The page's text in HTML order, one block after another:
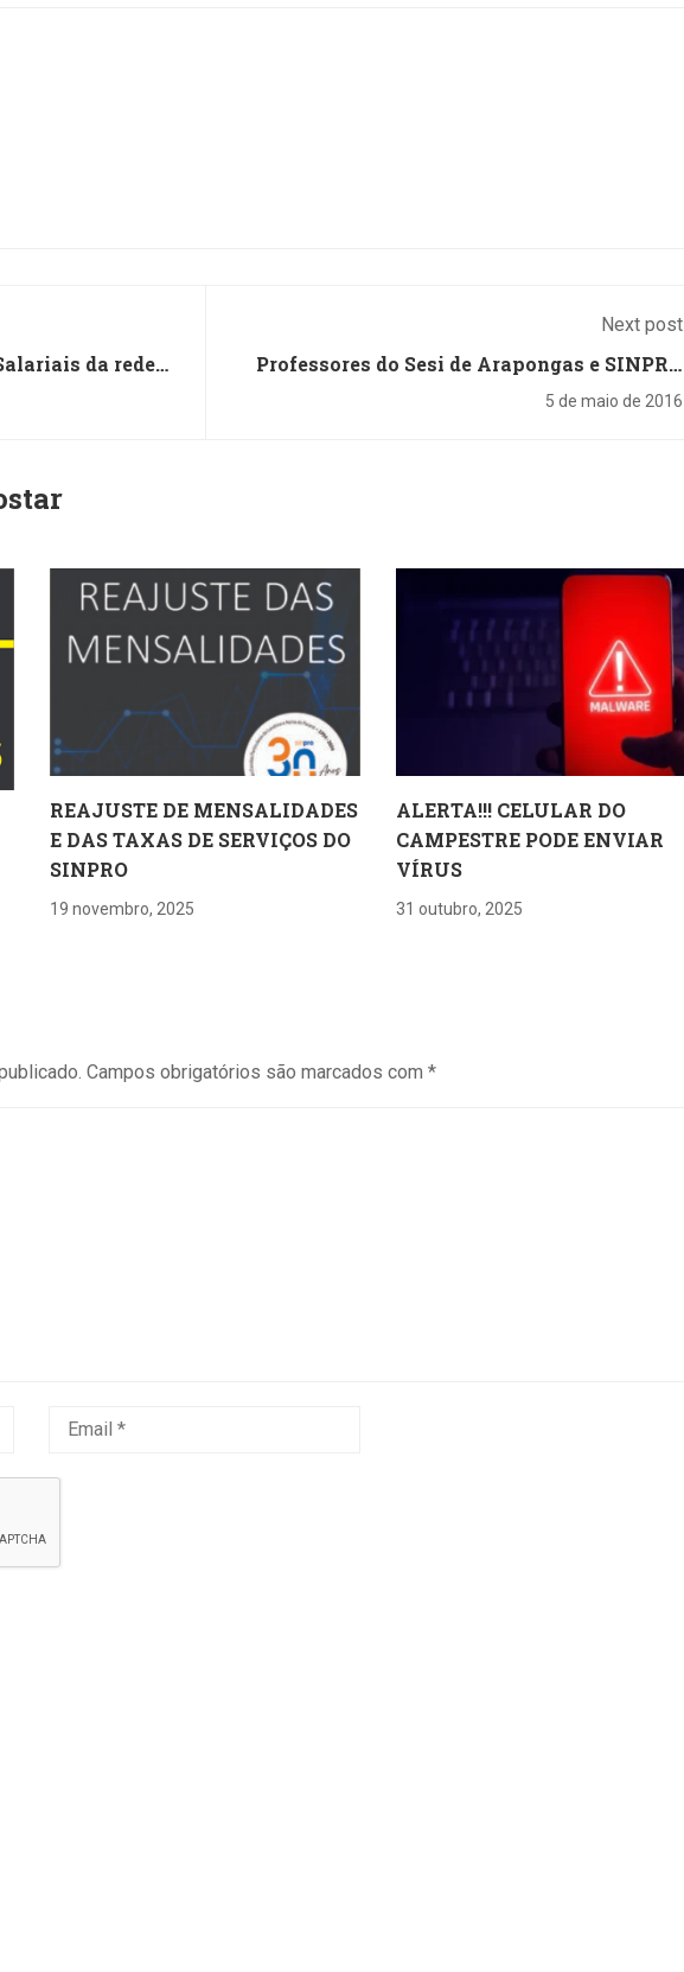
da rede
Next post
Professores do Sesi de Arapongas e SINPRO
5 de maio de 2016
REAJUSTE DE MENSALIDADES
E DAS TAXAS DE SERVIÇOS DO
SINPRO
19 novembro, 2025
ALERTA!!! CELULAR DO
CAMPESTRE PODE ENVIAR
VÍRUS
31 outubro, 2025
Campos obrigatórios são marcados com *